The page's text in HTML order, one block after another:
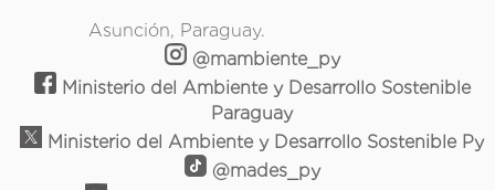
Asunción, Paraguay.
@mambiente_py
Ministerio del Ambiente y Desarrollo Sostenible
Paraguay
Ministerio del Ambiente y Desarrollo Sostenible Py
@mades_py